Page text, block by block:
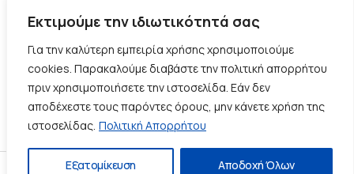
Εκτιμούμε την ιδιωτικότητά σας
Για την καλύτερη εμπειρία χρήσης χρησιμοποιούμε
cookies. Παρακαλούμε διαβάστε την πολιτική απορρήτου
πριν χρησιμοποιήσετε την ιστοσελίδα. Εάν δεν
αποδέχεστε τους παρόντες όρους, μην κάνετε χρήση της
ιστοσελίδας. Πολιτική Απορρήτου
Εξατομίκευση Αποδοχή Όλων
Χρήσιμα
Διάφορα
Ακολουθήστε μας
Πολιτική ΑπορρήτουΠολιτική Cookies Επικοινωνία